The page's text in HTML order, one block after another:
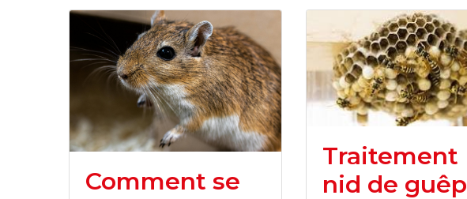
Comment se
Traitement
nid de